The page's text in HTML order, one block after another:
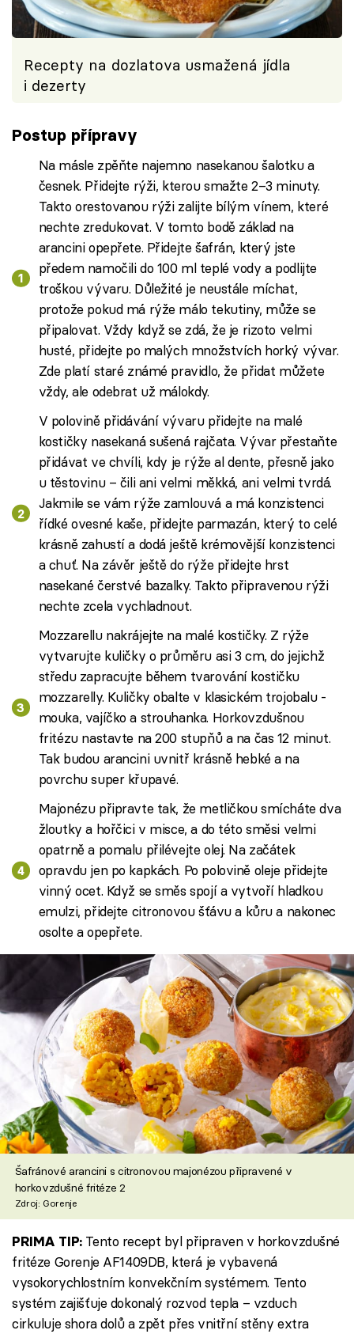
Recepty na dozlatova usmažená jídla
i dezerty
Postup přípravy
Na másle zpěňte najemno nasekanou šalotku a
česnek. Přidejte rýži, kterou smažte 2–3 minuty.
Takto orestovanou rýži zalijte bílým vínem, které
nechte zredukovat. V tomto bodě základ na
arancini opepřete. Přidejte šafrán, který jste
předem namočili do 100 ml teplé vody a podlijte
troškou vývaru. Důležité je neustále míchat,
protože pokud má rýže málo tekutiny, může se
připalovat. Vždy když se zdá, že je rizoto velmi
husté, přidejte po malých množstvích horký vývar.
Zde platí staré známé pravidlo, že přidat můžete
vždy, ale odebrat už málokdy.
V polovině přidávání vývaru přidejte na malé
kostičky nasekaná sušená rajčata. Vývar přestaňte
přidávat ve chvíli, kdy je rýže al dente, přesně jako
u těstovinu – čili ani velmi měkká, ani velmi tvrdá.
Jakmile se vám rýže zamlouvá a má konzistenci
řídké ovesné kaše, přidejte parmazán, který to celé
krásně zahustí a dodá ještě krémovější konzistenci
a chuť. Na závěr ještě do rýže přidejte hrst
nasekané čerstvé bazalky. Takto připravenou rýži
nechte zcela vychladnout.
Mozzarellu nakrájejte na malé kostičky. Z rýže
vytvarujte kuličky o průměru asi 3 cm, do jejichž
středu zapracujte během tvarování kostičku
mozzarelly. Kuličky obalte v klasickém trojobalu -
mouka, vajíčko a strouhanka. Horkovzdušnou
fritézu nastavte na 200 stupňů a na čas 12 minut.
Tak budou arancini uvnitř krásně hebké a na
povrchu super křupavé.
Majonézu připravte tak, že metličkou smícháte dva
žloutky a hořčici v misce, a do této směsi velmi
opatrně a pomalu přilévejte olej. Na začátek
opravdu jen po kapkách. Po polovině oleje přidejte
vinný ocet. Když se směs spojí a vytvoří hladkou
emulzi, přidejte citronovou šťávu a kůru a nakonec
osolte a opepřete.
Šafránové arancini s citronovou majonézou připravené v
horkovzdušné fritéze 2
Zdroj: Gorenje
PRIMA TIP:Tento recept byl připraven v horkovzdušné
fritéze Gorenje AF1409DB, která je vybavená
vysokorychlostním konvekčním systémem. Tento
systém zajišťuje dokonalý rozvod tepla – vzduch
cirkuluje shora dolů a zpět přes vnitřní stěny extra